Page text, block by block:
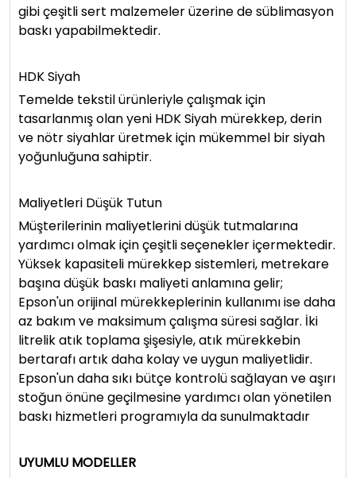
gibi çeşitli sert malzemeler üzerine de süblimasyon
baskı yapabilmektedir.
HDK Siyah
Temelde tekstil ürünleriyle çalışmak için
tasarlanmış olan yeni HDK Siyah mürekkep, derin
ve nötr siyahlar üretmek için mükemmel bir siyah
yoğunluğuna sahiptir.
Maliyetleri Düşük Tutun
Müşterilerinin maliyetlerini düşük tutmalarına
yardımcı olmak için çeşitli seçenekler içermektedir.
Yüksek kapasiteli mürekkep sistemleri, metrekare
başına düşük baskı maliyeti anlamına gelir;
Epson'un orijinal mürekkeplerinin kullanımı ise daha
az bakım ve maksimum çalışma süresi sağlar. İki
litrelik atık toplama şişesiyle, atık mürekkebin
bertarafı artık daha kolay ve uygun maliyetlidir.
Epson'un daha sıkı bütçe kontrolü sağlayan ve aşırı
stoğun önüne geçilmesine yardımcı olan yönetilen
baskı hizmetleri programıyla da sunulmaktadır
UYUMLU MODELLER